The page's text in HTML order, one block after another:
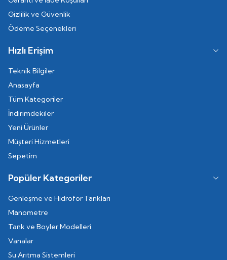
Gizlilik ve Güvenlik
Ödeme Seçenekleri
Hızlı Erişim
Teknik Bilgiler
Anasayfa
Tüm Kategoriler
İndirimdekiler
Yeni Ürünler
Müşteri Hizmetleri
Sepetim
Popüler Kategoriler
Genleşme ve Hidrofor Tankları
Manometre
Tank ve Boyler Modelleri
Vanalar
Su Arıtma Sistemleri